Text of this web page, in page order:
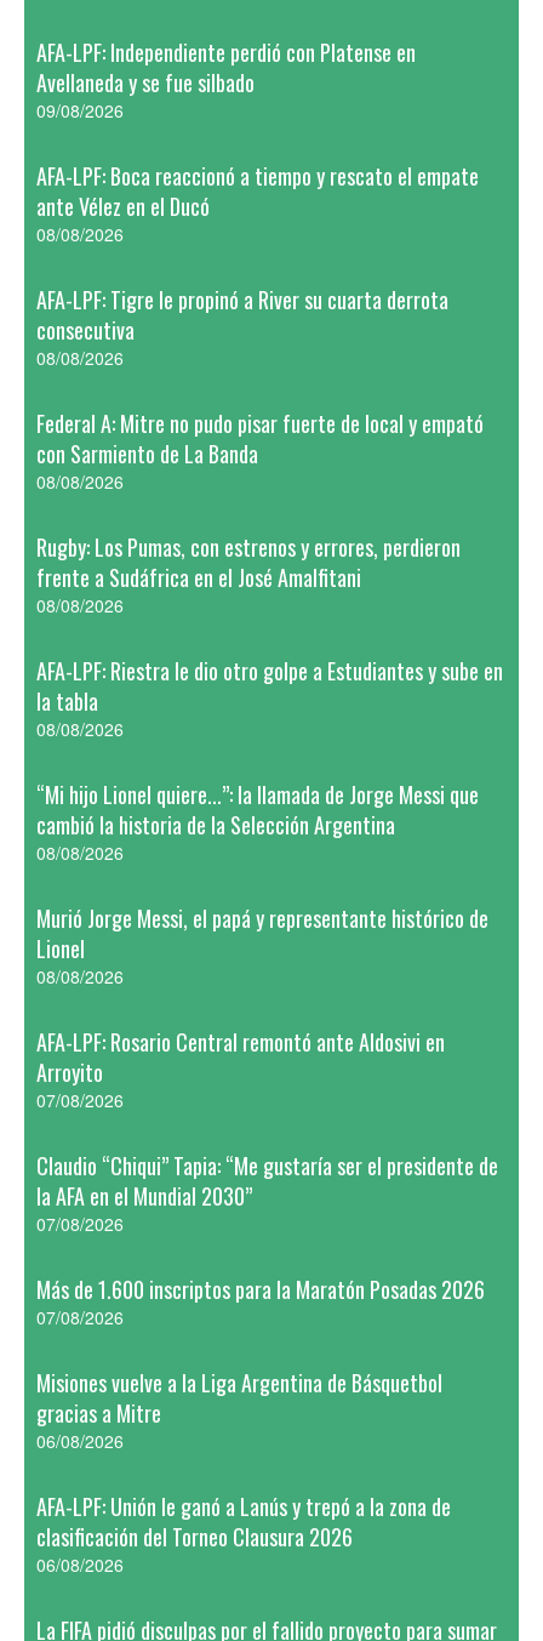
AFA-LPF: Independiente perdió con Platense en
Avellaneda y se fue silbado
09/08/2026
AFA-LPF: Boca reaccionó a tiempo y rescato el empate
ante Vélez en el Ducó
08/08/2026
AFA-LPF: Tigre le propinó a River su cuarta derrota
consecutiva
08/08/2026
Federal A: Mitre no pudo pisar fuerte de local y empató
con Sarmiento de La Banda
08/08/2026
Rugby: Los Pumas, con estrenos y errores, perdieron
frente a Sudáfrica en el José Amalfitani
08/08/2026
AFA-LPF: Riestra le dio otro golpe a Estudiantes y sube en
la tabla
08/08/2026
“Mi hijo Lionel quiere...”: la llamada de Jorge Messi que
cambió la historia de la Selección Argentina
08/08/2026
Murió Jorge Messi, el papá y representante histórico de
Lionel
08/08/2026
AFA-LPF: Rosario Central remontó ante Aldosivi en
Arroyito
07/08/2026
Claudio “Chiqui” Tapia: “Me gustaría ser el presidente de
la AFA en el Mundial 2030”
07/08/2026
Más de 1.600 inscriptos para la Maratón Posadas 2026
07/08/2026
Misiones vuelve a la Liga Argentina de Básquetbol
gracias a Mitre
06/08/2026
AFA-LPF: Unión le ganó a Lanús y trepó a la zona de
clasificación del Torneo Clausura 2026
06/08/2026
La FIFA pidió disculpas por el fallido proyecto para sumar